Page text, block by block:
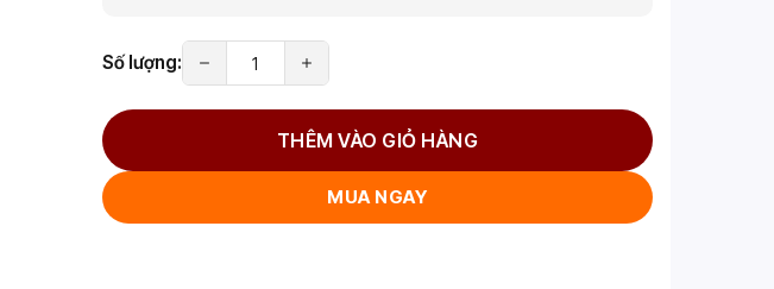
Số lượng:
THÊM VÀO GIỎ HÀNG
MUA NGAY